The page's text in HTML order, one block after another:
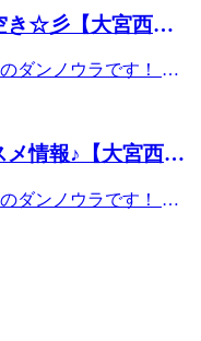
≫10:00～21:00
人気！！【肩甲骨ス
取り入れたリラク系ボ
大宮駅から徒歩1分
たま市大宮区桜
≫10:00～21:00
クスしたい方 10分
☆--------------------------
甲骨ストレッチ】と
ラク系ボディケ
から徒歩1分☆ ≪住所
大宮区桜木町2-
地下1階≪電話番
促進の効果や内臓系の
(税込) 足裏40分
¥8,470 (税込) 足
-5℃の香りを選べる炭
め☆・頭の重さ・
ックスしたい方 10
可） ☆--------------------
はお電話いただくと
気！！【肩甲骨スト
けられます…(;^ω^)
の間購入したエアロ
ております♪ ～本日の
【夏季限定】-5℃の香
な方におすすめ☆・
方・ひんやり泡で頭皮
チ音でリラックスした
利用不可） ♪ 7月29日
人様の場合はお電話い
ンに大人気！！【肩
き☆彡【大宮西口
ダンノウラです！ 蒸
平日はご予約も取り
体循環させて整えてい
を心よりお待ちしてお
～～～今日のおすすめ
ロマオイルを使用し
射躯を刺激すること
が期待できます。 30
税込) 足裏・ふくら
はぎ・膝周
情報♪【大宮西口
ダンノウラです！ 蒸
平日はご予約も取り
体循環させて整えてい
を心よりお待ちしてお
10時00分時点】 10：